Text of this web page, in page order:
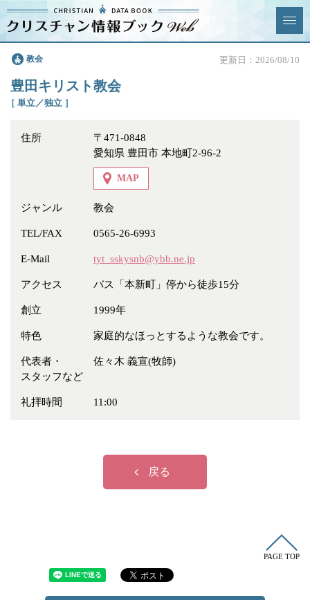
クリスチャン
情報ブックとは
News & Topics
よくあるご質問
教会 学校・幼稚園・神学校
特別集会奉仕者 医療・福祉
冠婚葬祭
教団教派 宿泊・研修施設
お店・企業・その他
フリーワード
教会 更新日：2026/08/10
豊田キリスト教会
［ 単立／独立 ］
住所
〒471-0848
愛知県 豊田市 本地町2-96-2
MAP
ジャンル 教会
TEL/FAX 0565-26-6993
E-Mail tyt_sskysnb@ybb.ne.jp
アクセス バス「本新町」停から徒歩15分
創立 1999年
特色 家庭的なほっとするような教会です。
代表者・
スタッフなど
佐々木 義宣(牧師)
礼拝時間 11:00
戻る
PAGE TOP